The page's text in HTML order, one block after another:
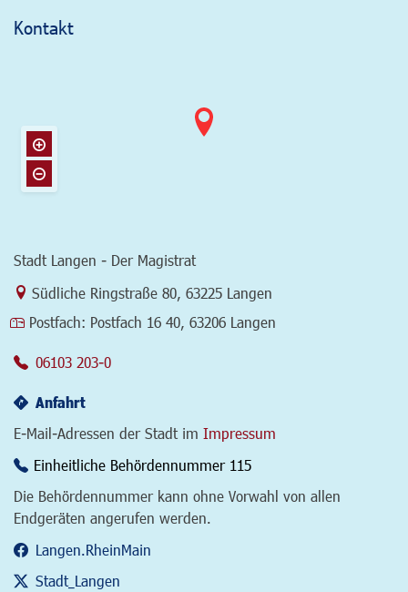
Kontakt
Stadt Langen - Der Magistrat
Link zur Google-Maps Navigation
Südliche Ringstraße 80, 63225 Langen
Postfach: Postfach 16 40, 63206 Langen
06103 203-0
Anfahrt
E-Mail-Adressen der Stadt im Impressum
Einheitliche Behördennummer 115
Die Behördennummer kann ohne Vorwahl von allen
Endgeräten angerufen werden.
Langen.RheinMain
Stadt_Langen